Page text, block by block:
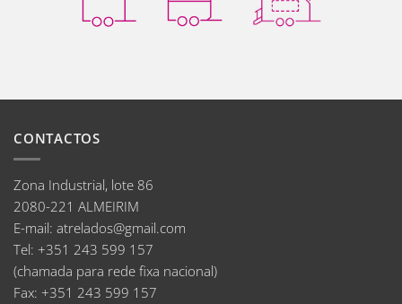
CONTACTOS
Zona Industrial, lote 86
2080-221 ALMEIRIM
E-mail: atrelados@gmail.com
Tel: +351 243 599 157
(chamada para rede fixa nacional)
Fax: +351 243 599 157